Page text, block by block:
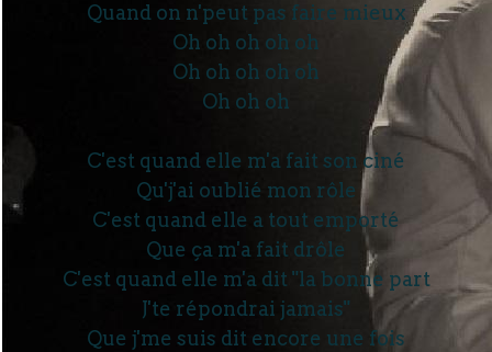
Quand on n'peut pas faire mieux
Oh oh oh oh oh
Oh oh oh oh oh
Oh oh oh
C'est quand elle m'a fait son ciné
Qu'j'ai oublié mon rôle
C'est quand elle a tout emporté
Que ça m'a fait drôle
C'est quand elle m'a dit "la bonne part
J'te répondrai jamais"
Que j'me suis dit encore une fois